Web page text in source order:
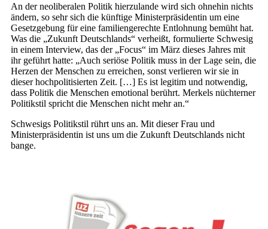
An der neoliberalen Politik hierzulande wird sich ohnehin nichts
ändern, so sehr sich die künftige Ministerpräsidentin um eine
Gesetzgebung für eine familiengerechte Entlohnung bemüht hat.
Was die „Zukunft Deutschlands“ verheißt, formulierte Schwesig
in einem Interview, das der „Focus“ im März dieses Jahres mit
ihr geführt hatte: „Auch seriöse Politik muss in der Lage sein, die
Herzen der Menschen zu erreichen, sonst verlieren wir sie in
dieser hochpolitisierten Zeit. […] Es ist legitim und notwendig,
dass Politik die Menschen emotional berührt. Merkels nüchterner
Politikstil spricht die Menschen nicht mehr an.“
Schwesigs Politikstil rührt uns an. Mit dieser Frau und
Ministerpräsidentin ist uns um die Zukunft Deutschlands nicht
bange.